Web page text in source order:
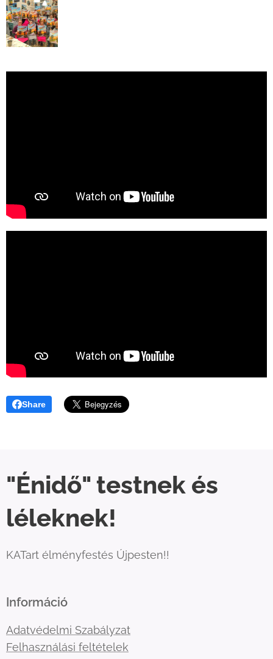
Share
"Énidő" testnek és
léleknek!
KATart élményfestés Újpesten!!
Információ
Adatvédelmi Szabályzat
Felhasználási feltételek